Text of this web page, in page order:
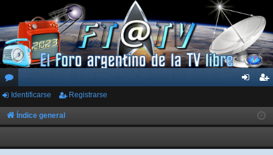
or
os
ar
ist
rs
Identificarse Registrarse
Índice general